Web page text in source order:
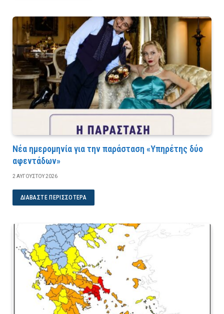
Νέα ημερομηνία για την παράσταση «Υπηρέτης δύο
αφεντάδων»
2 ΑΥΓΟΎΣΤΟΥ 2026
ΔΙΑΒΆΣΤΕ ΠΕΡΙΣΣΌΤΕΡΑ